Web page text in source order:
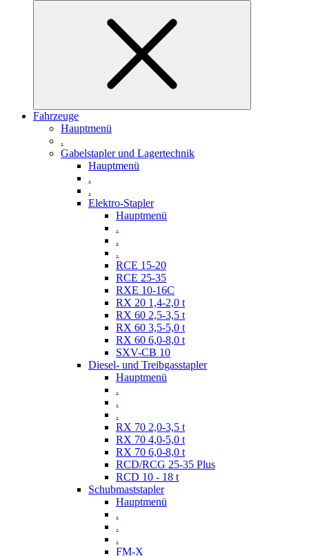
Fahrzeuge
Hauptmenü
.
Gabelstapler und Lagertechnik
Hauptmenü
.
.
Elektro-Stapler
Hauptmenü
.
.
.
RCE 15-20
RCE 25-35
RXE 10-16C
RX 20 1,4-2,0 t
RX 60 2,5-3,5 t
RX 60 3,5-5,0 t
RX 60 6,0-8,0 t
SXV-CB 10
Diesel- und Treibgasstapler
Hauptmenü
.
.
.
RX 70 2,0-3,5 t
RX 70 4,0-5,0 t
RX 70 6,0-8,0 t
RCD/RCG 25-35 Plus
RCD 10 - 18 t
Schubmaststapler
Hauptmenü
.
.
.
FM-X